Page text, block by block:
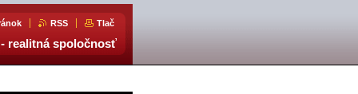
RSS Tlač
realitná spoločnosť